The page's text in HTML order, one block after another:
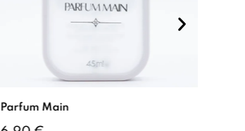
Parfum Main